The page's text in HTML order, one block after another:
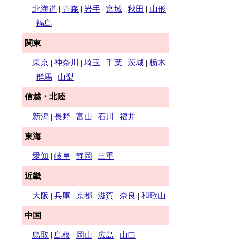
北海道 | 青森 | 岩手 | 宮城 | 秋田 | 山形
| 福島
関東
東京 | 神奈川 | 埼玉 | 千葉 | 茨城 | 栃木
| 群馬 | 山梨
信越・北陸
新潟 | 長野 | 富山 | 石川 | 福井
東海
愛知 | 岐阜 | 静岡 | 三重
近畿
大阪 | 兵庫 | 京都 | 滋賀 | 奈良 | 和歌山
中国
鳥取 | 島根 | 岡山 | 広島 | 山口